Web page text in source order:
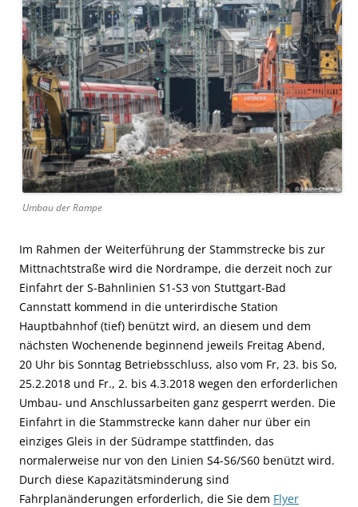
Umbau der Rampe
Im Rahmen der Weiterführung der Stammstrecke bis zur
Mittnachtstraße wird die Nordrampe, die derzeit noch zur
Einfahrt der S-Bahnlinien S1-S3 von Stuttgart-Bad
Cannstatt kommend in die unterirdische Station
Hauptbahnhof (tief) benützt wird, an diesem und dem
nächsten Wochenende beginnend jeweils Freitag Abend,
20 Uhr bis Sonntag Betriebsschluss, also vom Fr, 23. bis So,
25.2.2018 und Fr., 2. bis 4.3.2018 wegen den erforderlichen
Umbau- und Anschlussarbeiten ganz gesperrt werden. Die
Einfahrt in die Stammstrecke kann daher nur über ein
einziges Gleis in der Südrampe stattfinden, das
normalerweise nur von den Linien S4-S6/S60 benützt wird.
Durch diese Kapazitätsminderung sind
Fahrplanänderungen erforderlich, die Sie dem Flyer